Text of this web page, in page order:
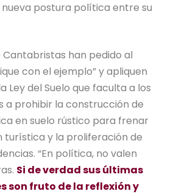
postura política entre su
Cantabristas han pedido al
con el ejemplo” y apliquen
Ley del Suelo que faculta a los
a prohibir la construcción de
en suelo rústico para frenar
turística y la proliferación de
“En política, no valen
Si de verdad sus últimas
son fruto de la reflexión y